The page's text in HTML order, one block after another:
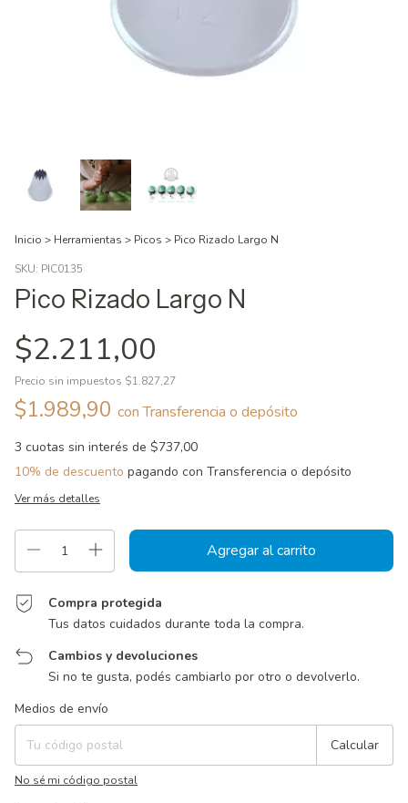
Inicio > Herramientas > Picos > Pico Rizado Largo N
SKU: PIC0135
Pico Rizado Largo N
$2.211,00
Precio sin impuestos $1.827,27
$1.989,90 con Transferencia o depósito
3 cuotas sin interés de $737,00
10% de descuento pagando con Transferencia o depósito
Ver más detalles
Compra protegida
Tus datos cuidados durante toda la compra.
Cambios y devoluciones
Si no te gusta, podés cambiarlo por otro o devolverlo.
Entregas para el CP:
Medios de envío
Calcular
No sé mi código postal